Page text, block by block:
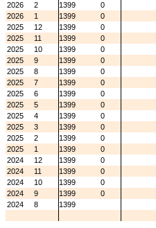
2026
2 1399
0
2026
1 1399
0
2025
12 1399
0
2025
11 1399
0
2025
10 1399
0
2025
9 1399
0
2025
8 1399
0
2025
7 1399
0
2025
6 1399
0
2025
5 1399
0
2025
4 1399
0
2025
3 1399
0
2025
2 1399
0
2025
1 1399
0
2024
12 1399
0
2024
11 1399
0
2024
10 1399
0
2024
9 1399
0
2024
8 1399